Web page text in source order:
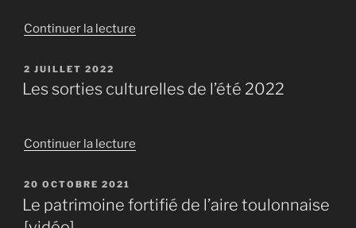
Continuer la lecture
culturelles
PUBLIÉ
LE
2 JUILLET 2022
Les sorties culturelles de l’été 2022
Continuer la lecture
culturelles
PUBLIÉ
LE
20 OCTOBRE 2021
Le patrimoine fortifié de l’aire toulonnaise